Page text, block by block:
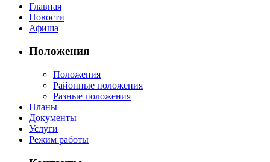
Главная
Новости
Афиша
Положения
Положения
Районные положения
Разные положения
Планы
Документы
Услуги
Режим работы